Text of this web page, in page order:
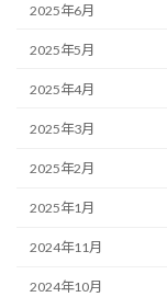
2025年6月
2025年5月
2025年4月
2025年3月
2025年2月
2025年1月
2024年11月
2024年10月